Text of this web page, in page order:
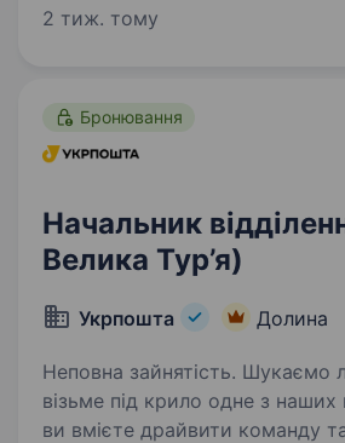
підприємства успішно
2 тиж. тому
Бронювання
Начальник
Велика Тур’я)
Укрпошта Долина
Неповна зайнятість. Шукаємо лідера, який
візьме під крило одне з наших
ви вмієте драйвити команду